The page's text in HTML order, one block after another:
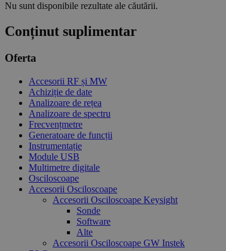
Nu sunt disponibile rezultate ale căutării.
Conținut suplimentar
Oferta
Accesorii RF și MW
Achiziție de date
Analizoare de rețea
Analizoare de spectru
Frecvențmetre
Generatoare de funcții
Instrumentație
Module USB
Multimetre digitale
Osciloscoape
Accesorii Osciloscoape
Accesorii Osciloscoape Keysight
Sonde
Software
Alte
Accesorii Osciloscoape GW Instek